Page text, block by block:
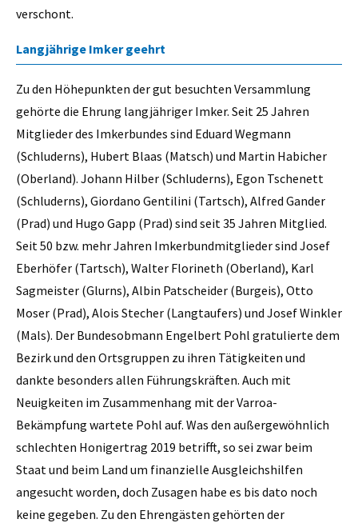
verschont.
Langjährige Imker geehrt
Zu den Höhepunkten der gut besuchten Versammlung
gehörte die Ehrung langjähriger Imker. Seit 25 Jahren
Mitglieder des Imkerbundes sind Eduard Wegmann
(Schluderns), Hubert Blaas (Matsch) und Martin Habicher
(Oberland). Johann Hilber (Schluderns), Egon Tschenett
(Schluderns), Giordano Gentilini (Tartsch), Alfred Gander
(Prad) und Hugo Gapp (Prad) sind seit 35 Jahren Mitglied.
Seit 50 bzw. mehr Jahren Imkerbundmitglieder sind Josef
Eberhöfer (Tartsch), Walter Florineth (Oberland), Karl
Sagmeister (Glurns), Albin Patscheider (Burgeis), Otto
Moser (Prad), Alois Stecher (Langtaufers) und Josef Winkler
(Mals). Der Bundesobmann Engelbert Pohl gratulierte dem
Bezirk und den Ortsgruppen zu ihren Tätigkeiten und
dankte besonders allen Führungskräften. Auch mit
Neuigkeiten im Zusammenhang mit der Varroa-
Bekämpfung wartete Pohl auf. Was den außergewöhnlich
schlechten Honigertrag 2019 betrifft, so sei zwar beim
Staat und beim Land um finanzielle Ausgleichshilfen
angesucht worden, doch Zusagen habe es bis dato noch
keine gegeben. Zu den Ehrengästen gehörten der